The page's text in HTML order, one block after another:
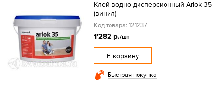
Клей водно-дисперсионный Arlok 35
(винил)
Код товара: 121237
1'282 р./шт
В корзину
Быстрая покупка